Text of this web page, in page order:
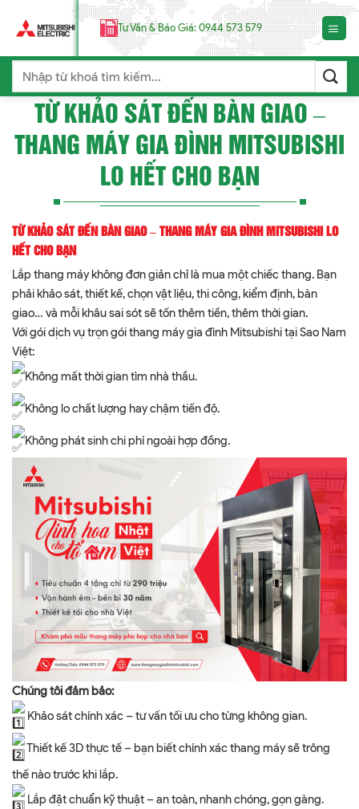
đến
Tư Vấn & Báo Giá: 0944 573 579
TỪ KHẢO SÁT ĐẾN BÀN GIAO –
THANG MÁY GIA ĐÌNH MITSUBISHI
LO HẾT CHO BẠN
TỪ KHẢO SÁT ĐẾN BÀN GIAO – THANG MÁY GIA ĐÌNH MITSUBISHI LO
HẾT CHO BẠN
Lắp thang máy không đơn giản chỉ là mua một chiếc thang. Bạn
phải khảo sát, thiết kế, chọn vật liệu, thi công, kiểm định, bàn
giao… và mỗi khâu sai sót sẽ tốn thêm tiền, thêm thời gian.
Với gói dịch vụ trọn gói thang máy gia đình Mitsubishi tại Sao Nam
Việt:
Không mất thời gian tìm nhà thầu.
Không lo chất lượng hay chậm tiến độ.
Không phát sinh chi phí ngoài hợp đồng.
Chúng tôi đảm bảo:
Khảo sát chính xác – tư vấn tối ưu cho từng không gian.
Thiết kế 3D thực tế – bạn biết chính xác thang máy sẽ trông
thế nào trước khi lắp.
Lắp đặt chuẩn kỹ thuật – an toàn, nhanh chóng, gọn gàng.